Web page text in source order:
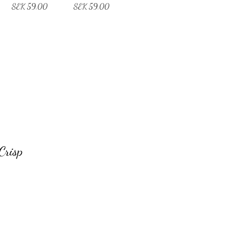
Price
SEK 59.00 Price
SEK 59.00